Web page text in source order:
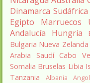
Dinamarca Sudáfrica
Egipto
Marruecos
Andalucía
Hungria
Bulgaria Nueva Zelanda
Arabia Saudí Cabo
Somalia Bruselas Libia
Tanzania
Albania